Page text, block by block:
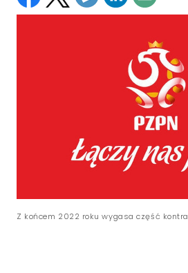
Z końcem 2022 roku wygasa część